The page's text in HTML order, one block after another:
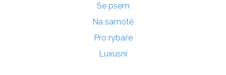
Se psem
Na samotě
Pro rybáře
Luxusní